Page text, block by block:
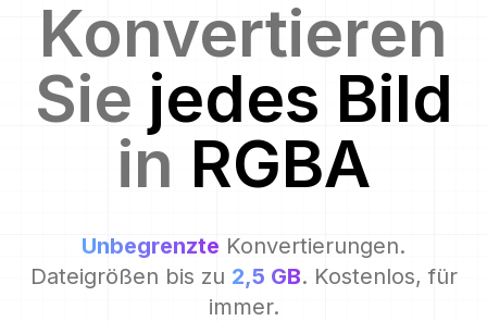
Konvertieren
Sie jedes Bild
in RGBA
Unbegrenzte Konvertierungen.
Dateigrößen bis zu 2,5 GB. Kostenlos, für
immer.